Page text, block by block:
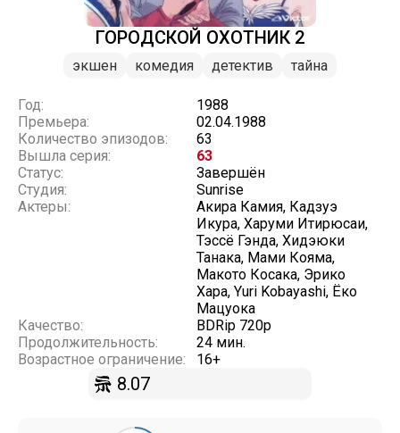
ГОРОДСКОЙ ОХОТНИК 2
экшен комедия детектив тайна
Год:
1988
Премьера:
02.04.1988
Количество эпизодов:
63
Вышла серия:
63
Статус:
Завершён
Студия:
Sunrise
Актеры:
Акира Камия, Кадзуэ
Икура, Харуми Итирюсаи,
Тэссё Гэнда, Хидэюки
Танака, Мами Кояма,
Макото Косака, Эрико
Хара, Yuri Kobayashi, Ёко
Мацуока
Качество:
BDRip 720p
Продолжительность:
24 мин.
Возрастное ограничение:
16+
8.07